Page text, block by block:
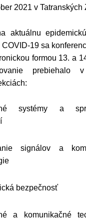
2021 v Tatranských
aktuálnu
19 sa
formou 13. a
prebiehalo
systémy a
signálov a
bezpečnosť
a komunikačné